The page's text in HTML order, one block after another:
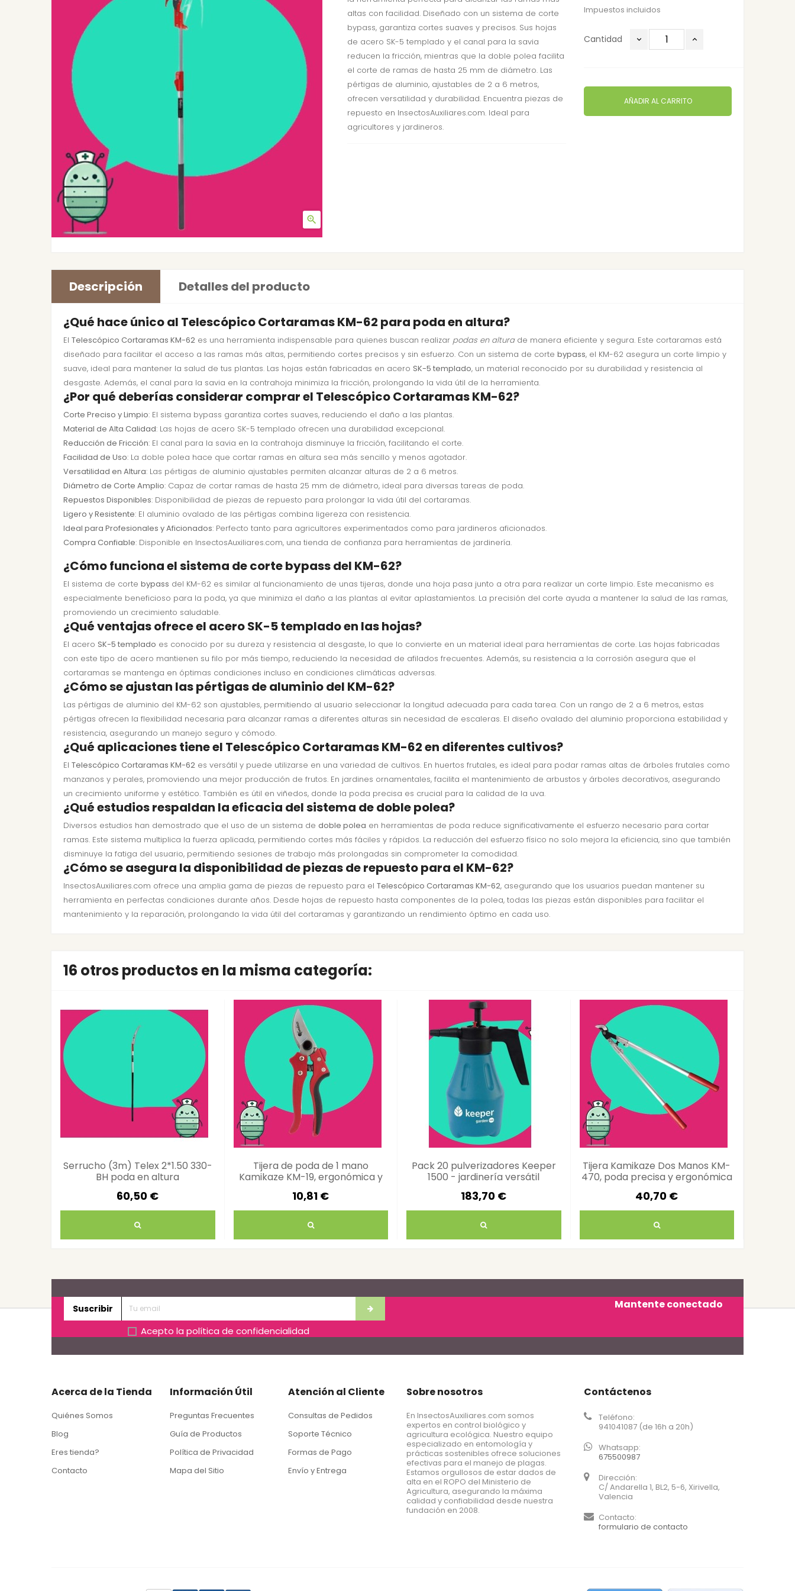

Impuestos incluidos
Cantidad
AÑADIR AL CARRITO
altas con facilidad. Diseñado con un sistema de corte
bypass, garantiza cortes suaves y precisos. Sus hojas
de acero SK-5 templado y el canal para la savia
reducen la fricción, mientras que la doble polea facilita
el corte de ramas de hasta 25 mm de diámetro. Las
pértigas de aluminio, ajustables de 2 a 6 metros,
ofrecen versatilidad y durabilidad. Encuentra piezas de
repuesto en InsectosAuxiliares.com. Ideal para
agricultores y jardineros.
Descripción Detalles del producto
¿Qué hace único al Telescópico Cortaramas KM-62 para poda en altura?
El Telescópico Cortaramas KM-62 es una herramienta indispensable para quienes buscan realizar podas en alturade manera eficiente y segura. Este cortaramas está
diseñado para facilitar el acceso a las ramas más altas, permitiendo cortes precisos y sin esfuerzo. Con un sistema de corte bypass, el KM-62 asegura un corte limpio y
suave, ideal para mantener la salud de tus plantas. Las hojas están fabricadas en acero SK-5 templado, un material reconocido por su durabilidad y resistencia al
desgaste. Además, el canal para la savia en la contrahoja minimiza la fricción, prolongando la vida útil de la herramienta.
¿Por qué deberías considerar comprar el Telescópico Cortaramas KM-62?
Corte Preciso y Limpio: El sistema bypass garantiza cortes suaves, reduciendo el daño a las plantas.
Material de Alta Calidad: Las hojas de acero SK-5 templado ofrecen una durabilidad excepcional.
Reducción de Fricción: El canal para la savia en la contrahoja disminuye la fricción, facilitando el corte.
Facilidad de Uso: La doble polea hace que cortar ramas en altura sea más sencillo y menos agotador.
Versatilidad en Altura: Las pértigas de aluminio ajustables permiten alcanzar alturas de 2 a 6 metros.
Diámetro de Corte Amplio: Capaz de cortar ramas de hasta 25 mm de diámetro, ideal para diversas tareas de poda.
Repuestos Disponibles: Disponibilidad de piezas de repuesto para prolongar la vida útil del cortaramas.
Ligero y Resistente: El aluminio ovalado de las pértigas combina ligereza con resistencia.
Ideal para Profesionales y Aficionados: Perfecto tanto para agricultores experimentados como para jardineros aficionados.
Compra Confiable: Disponible en InsectosAuxiliares.com, una tienda de confianza para herramientas de jardinería.
¿Cómo funciona el sistema de corte bypass del KM-62?
El sistema de corte bypass del KM-62 es similar al funcionamiento de unas tijeras, donde una hoja pasa junto a otra para realizar un corte limpio. Este mecanismo es
especialmente beneficioso para la poda, ya que minimiza el daño a las plantas al evitar aplastamientos. La precisión del corte ayuda a mantener la salud de las ramas,
promoviendo un crecimiento saludable.
¿Qué ventajas ofrece el acero SK-5 templado en las hojas?
El acero SK-5 templado es conocido por su dureza y resistencia al desgaste, lo que lo convierte en un material ideal para herramientas de corte. Las hojas fabricadas
con este tipo de acero mantienen su filo por más tiempo, reduciendo la necesidad de afilados frecuentes. Además, su resistencia a la corrosión asegura que el
cortaramas se mantenga en óptimas condiciones incluso en condiciones climáticas adversas.
¿Cómo se ajustan las pértigas de aluminio del KM-62?
Las pértigas de aluminio del KM-62 son ajustables, permitiendo al usuario seleccionar la longitud adecuada para cada tarea. Con un rango de 2 a 6 metros, estas
pértigas ofrecen la flexibilidad necesaria para alcanzar ramas a diferentes alturas sin necesidad de escaleras. El diseño ovalado del aluminio proporciona estabilidad y
resistencia, asegurando un manejo seguro y cómodo.
¿Qué aplicaciones tiene el Telescópico Cortaramas KM-62 en diferentes cultivos?
El Telescópico Cortaramas KM-62 es versátil y puede utilizarse en una variedad de cultivos. En huertos frutales, es ideal para podar ramas altas de árboles frutales como
manzanos y perales, promoviendo una mejor producción de frutos. En jardines ornamentales, facilita el mantenimiento de arbustos y árboles decorativos, asegurando
un crecimiento uniforme y estético. También es útil en viñedos, donde la poda precisa es crucial para la calidad de la uva.
¿Qué estudios respaldan la eficacia del sistema de doble polea?
Diversos estudios han demostrado que el uso de un sistema de doble polea en herramientas de poda reduce significativamente el esfuerzo necesario para cortar
ramas. Este sistema multiplica la fuerza aplicada, permitiendo cortes más fáciles y rápidos. La reducción del esfuerzo físico no solo mejora la eficiencia, sino que también
disminuye la fatiga del usuario, permitiendo sesiones de trabajo más prolongadas sin comprometer la comodidad.
¿Cómo se asegura la disponibilidad de piezas de repuesto para el KM-62?
InsectosAuxiliares.com ofrece una amplia gama de piezas de repuesto para el Telescópico Cortaramas KM-62, asegurando que los usuarios puedan mantener su
herramienta en perfectas condiciones durante años. Desde hojas de repuesto hasta componentes de la polea, todas las piezas están disponibles para facilitar el
mantenimiento y la reparación, prolongando la vida útil del cortaramas y garantizando un rendimiento óptimo en cada uso.
16 otros productos en la misma categoría:
Serrucho (3m) Telex 2*1.50 330-
BH poda en altura
60,50 €
Tijera de poda de 1 mano
Kamikaze KM-19, ergonómica y
10,81 €
Pack 20 pulverizadores Keeper
1500 - jardinería versátil
183,70 €
Tijera Kamikaze Dos Manos KM-
470, poda precisa y ergonómica
40,70 €
Suscribir
Acepto la política de confidencialidad
Mantente conectado
Acerca de la Tienda
Quiénes Somos
Blog
Eres tienda?
Contacto
Información Útil
Preguntas Frecuentes
Guía de Productos
Política de Privacidad
Mapa del Sitio
Atención al Cliente
Consultas de Pedidos
Soporte Técnico
Formas de Pago
Envío y Entrega
Sobre nosotros
En InsectosAuxiliares.com somos
expertos en control biológico y
agricultura ecológica. Nuestro equipo
especializado en entomología y
prácticas sostenibles ofrece soluciones
efectivas para el manejo de plagas.
Estamos orgullosos de estar dados de
alta en el ROPO del Ministerio de
Agricultura, asegurando la máxima
calidad y confiabilidad desde nuestra
fundación en 2008.
Contáctenos
Teléfono:
941041087 (de 16h a 20h)
Whatsapp:
675500987
Dirección:
C/ Andarella 1, BL2, 5-6, Xirivella,
Valencia
Contacto:
formulario de contacto